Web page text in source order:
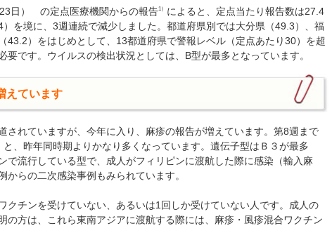
日） の定点医療機関からの報告1）
によると、定点当たり報告数は27.4
）を境に、3週連続で減少しました。都道府県別では大分県（49.3）、福
43.2）をはじめとして、13都道府県で警報レベル（定点あたり30）を超
要です。ウイルスの検出状況としては、B型が最多となっています。
えています
されていますが、今年に入り、麻疹の報告が増えています。第8週まで
と、昨年同時期よりかなり多くなっています。遺伝子型はＢ３が最多
で流行している型で、成人がフィリピンに渡航した際に感染（輸入麻
からの二次感染事例もみられています。
クチンを受けていない、あるいは1回しか受けていない人です。成人の
の方は、これら東南アジアに渡航する際には、麻疹・風疹混合ワクチン